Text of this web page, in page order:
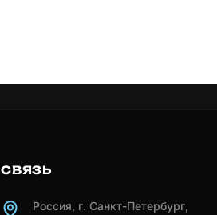
СВЯЗЬ
Россия, г. Санкт-Петербург,